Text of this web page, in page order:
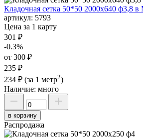
Кладочная сетка 50*50 2000х640 ф3,8 в
артикул: 5793
Цена за 1 карту
301 ₽
-0.3%
от 300 ₽
235 ₽
234 ₽ (за 1 метр2)
Наличие: много
в корзину
Распродажа